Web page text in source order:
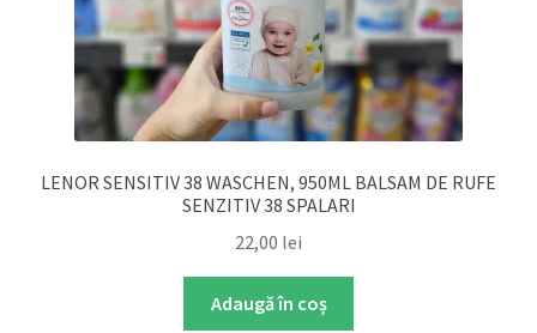
LENOR SENSITIV 38 WASCHEN, 950ML BALSAM DE RUFE
SENZITIV 38 SPALARI
22,00 lei
Adaugă în coș